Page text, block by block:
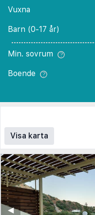
Vuxna
Barn (0-17 år)
Min. sovrum
Boende
Visa karta
◀︎